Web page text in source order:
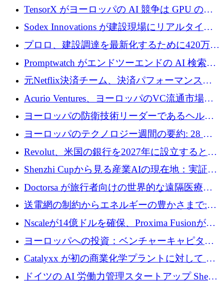
ン対策に 119 万ドルを調達
TensorX がヨーロッパの AI 競争は GPU の所
有者によって決まると考える理由
Sodex Innovations が建設現場にリアルタイム
のインテリジェンスをもたらすために 400 万
ユーロを確保
プロロ、建設調達を最新化するために420万ポ
ンドを調達
Promptwatch がエンドツーエンドの AI 検索最
適化プラットフォームを拡張するために 600
万ユーロを調達
元Netflix決済チーム、決済パフォーマンスプ
ラットフォームNopanのためにこれまでに720
万ユーロを調達
Acurio Ventures、ヨーロッパのVC流通市場の
流動性を解放するために1億1,500万ユーロの
ファンドを立ち上げる
ヨーロッパの防衛技術リーダーであるヘルシ
ングは、180億ドルの評価額で18億ドルのシリ
ヨーロッパのテクノロジー週間の要約: 28 億
ユーロを超える 70 以上のテクノロジー資金調
Revolut、米国の銀行を2027年に設立すると米
国の社長が語る
Shenzhi Cupから見る産業AIの現在地：実証と
産業実装への道筋
Doctorsa が旅行者向けの世界的な遠隔医療プ
ラットフォームを拡大するために 100 万ユー
ロを調達
送電網の制約からエネルギーの豊かさまで:
Envision の Gobi X がヨーロッパの AI の未来
にどのように貢献できるか
Nscaleが14億ドルを確保、Proxima Fusionが4
億1,100万ユーロを獲得、Invest EuropeはVCの
ヨーロッパへの投資：ベンチャーキャピタル
が過去2番目に高い水準に到達
Catalyxx が初の商業化学プラントに対して EU
から 2,000 万ユーロ以上の支援を獲得
ドイツの AI 労働力管理スタートアップ Sherpa